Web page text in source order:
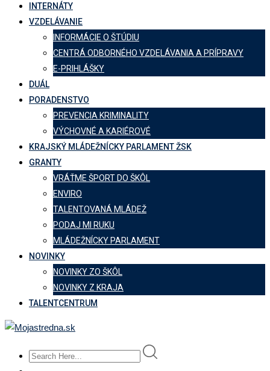
INTERNÁTY
VZDELÁVANIE
INFORMÁCIE O ŠTÚDIU
CENTRÁ ODBORNÉHO VZDELÁVANIA A PRÍPRAVY
E-PRIHLÁŠKY
DUÁL
PORADENSTVO
PREVENCIA KRIMINALITY
VÝCHOVNÉ A KARIÉROVÉ
KRAJSKÝ MLÁDEŽNÍCKY PARLAMENT ŽSK
GRANTY
VRÁŤME ŠPORT DO ŠKÔL
ENVIRO
TALENTOVANÁ MLÁDEŽ
PODAJ MI RUKU
MLÁDEŽNÍCKY PARLAMENT
NOVINKY
NOVINKY ZO ŠKÔL
NOVINKY Z KRAJA
TALENTCENTRUM